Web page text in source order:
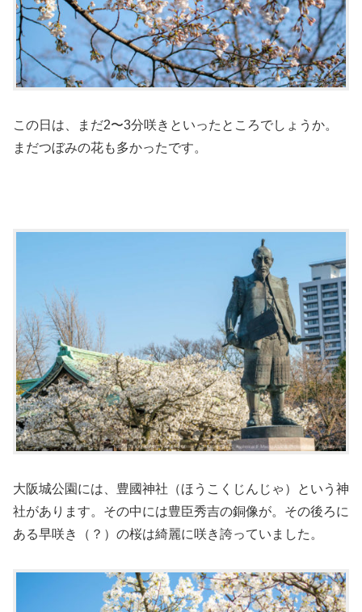
この日は、まだ2〜3分咲きといったところでしょうか。
まだつぼみの花も多かったです。
大阪城公園には、豊國神社（ほうこくじんじゃ）という神
社があります。その中には豊臣秀吉の銅像が。その後ろに
ある早咲き（？）の桜は綺麗に咲き誇っていました。